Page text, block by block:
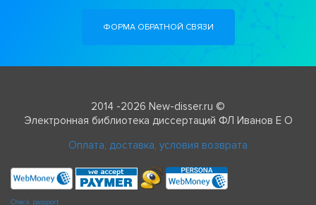
ФОРМА ОБРАТНОЙ СВЯЗИ
2014 -2026 New-disser.ru ©
Электронная библиотека диссертаций ФЛ Иванов Е О
Оплата, доставка, условия возврата
Check passport